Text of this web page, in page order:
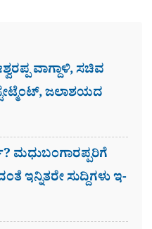
ವಾಗ್ದಾಳಿ, ಸಚಿವ
ಜಲಾಶಯದ
ಮಧುಬಂಗಾರಪ್ಪರಿಗೆ
ಇನ್ನಿತರೇ ಸುದ್ದಿಗಳು ಇ-